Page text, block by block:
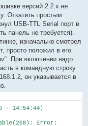
версий 2.2.х не
Откатить простым
USB-TTL Serial порт в
панель не требуется).
изначально смотрел
просто положил в его
При включении надо
в командную строку
он указывается в
- 14:54:44)
Error: